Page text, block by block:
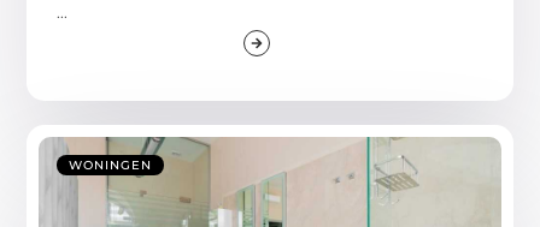
...
WONINGEN